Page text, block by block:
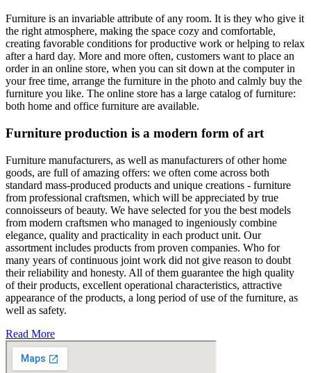
Furniture is an invariable attribute of any room. It is they who give it
the right atmosphere, making the space cozy and comfortable,
creating favorable conditions for productive work or helping to relax
after a hard day. More and more often, customers want to place an
order in an online store, when you can sit down at the computer in
your free time, arrange the furniture in the photo and calmly buy the
furniture you like. The online store has a large catalog of furniture:
both home and office furniture are available.
Furniture production is a modern form of art
Furniture manufacturers, as well as manufacturers of other home
goods, are full of amazing offers: we often come across both
standard mass-produced products and unique creations - furniture
from professional craftsmen, which will be appreciated by true
connoisseurs of beauty. We have selected for you the best models
from modern craftsmen who managed to ingeniously combine
elegance, quality and practicality in each product unit. Our
assortment includes products from proven companies. Who for
many years of continuous joint work did not give reason to doubt
their reliability and honesty. All of them guarantee the high quality
of their products, excellent operational characteristics, attractive
appearance of the products, a long period of use of the furniture, as
well as safety.
Read More